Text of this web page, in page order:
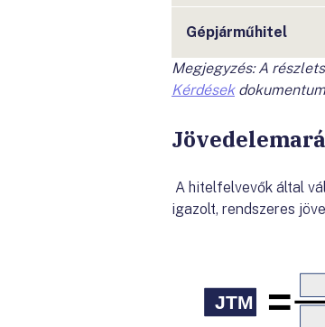
Gépjárműhitel
Megjegyzés: A
Kérdések
A hitelfelvevők által
igazolt, rendszeres